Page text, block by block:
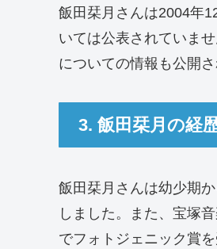
飯田栞月さんは2004年
いては公表されていま
についての情報も公開さ
3. 飯田栞月の経
飯田栞月さんは幼少期
しました。また、宝塚
でフォトジェニック賞